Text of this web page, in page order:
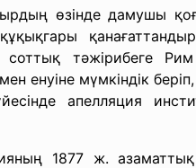
өзінде дамушы
соттық тәжірибеге
енуіне мүмкіндік
апелляция
1877 ж. азаматтық